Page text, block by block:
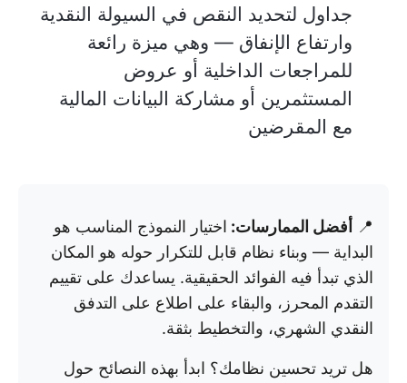
جداول لتحديد النقص في السيولة النقدية
وارتفاع الإنفاق — وهي ميزة رائعة
للمراجعات الداخلية أو عروض
المستثمرين أو مشاركة البيانات المالية
مع المقرضين
📍 أفضل الممارسات: اختيار النموذج المناسب هو
البداية — وبناء نظام قابل للتكرار حوله هو المكان
الذي تبدأ فيه الفوائد الحقيقية. يساعدك على تقييم
التقدم المحرز، والبقاء على اطلاع على التدفق
النقدي الشهري، والتخطيط بثقة.
هل تريد تحسين نظامك؟ ابدأ بهذه النصائح حول